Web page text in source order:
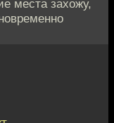
места захожу,